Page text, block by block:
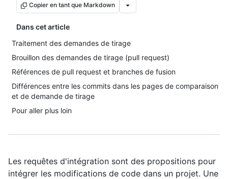
Copier en tant que Markdown
Dans cet article
Traitement des demandes de tirage
Brouillon des demandes de tirage (pull request)
Références de pull request et branches de fusion
Différences entre les commits dans les pages de comparaison
et de demande de tirage
Pour aller plus loin
Les requêtes d'intégration sont des propositions pour
intégrer les modifications de code dans un projet. Une